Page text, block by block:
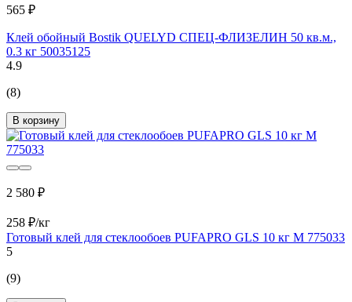
565 ₽
Клей обойный Bostik QUELYD СПЕЦ-ФЛИЗЕЛИН 50 кв.м.,
0.3 кг 50035125
4.9
(8)
В корзину
2 580 ₽
258 ₽/кг
Готовый клей для стеклообоев PUFAPRO GLS 10 кг М 775033
5
(9)